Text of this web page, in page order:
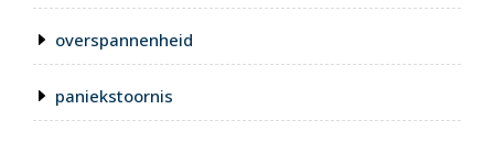
overspannenheid
paniekstoornis